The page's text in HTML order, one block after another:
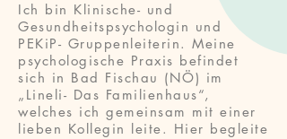
Ich bin Klinische- und
Gesundheitspsychologin und
PEKiP- Gruppenleiterin. Meine
psychologische Praxis befindet
sich in Bad Fischau (NÖ) im
„Lineli- Das Familienhaus“,
welches ich gemeinsam mit einer
lieben Kollegin leite. Hier begleite